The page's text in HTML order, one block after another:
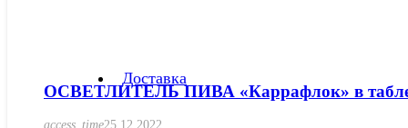
Доставка
ОСВЕТЛИТЕЛЬ ПИВА «Каррафлок» в
access_time25.12.2022